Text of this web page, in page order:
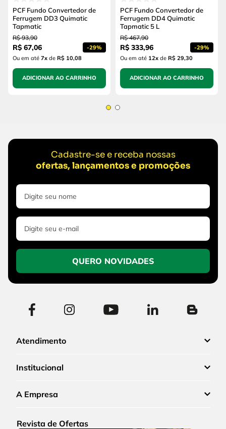
PCF Fundo Convertedor de
Ferrugem DD3 Quimatic
Tapmatic
R$ 93,90
R$ 67,06 -29%
Ou em até 7x de R$ 10,08
ADICIONAR AO CARRINHO
PCF Fundo Convertedor de
Ferrugem DD4 Quimatic
Tapmatic 5 L
R$ 467,90
R$ 333,96 -29%
Ou em até 12x de R$ 29,30
ADICIONAR AO CARRINHO
Cadastre-se e receba nossas
ofertas, lançamentos e promoções
QUERO NOVIDADES
Atendimento
Institucional
A Empresa
Revista de Ofertas